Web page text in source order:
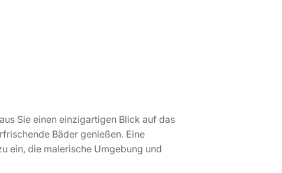
Sie einen einzigartigen Blick auf das
Bäder genießen. Eine
ein, die malerische Umgebung und